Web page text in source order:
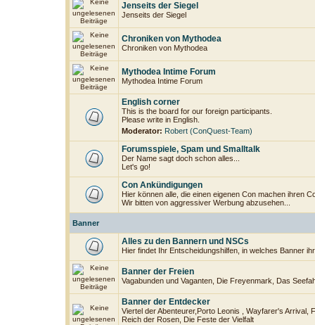
Jenseits der Siegel
Jenseits der Siegel
Chroniken von Mythodea
Chroniken von Mythodea
Mythodea Intime Forum
Mythodea Intime Forum
English corner
This is the board for our foreign participants.
Please write in English.
Moderator: Robert (ConQuest-Team)
Forumsspiele, Spam und Smalltalk
Der Name sagt doch schon alles...
Let's go!
Con Ankündigungen
Hier können alle, die einen eigenen Con machen ihren
Wir bitten von aggressiver Werbung abzusehen...
Banner
Alles zu den Bannern und NSCs
Hier findet Ihr Entscheidungshilfen, in welches Banner
Banner der Freien
Vagabunden und Vaganten, Die Freyenmark, Das
Banner der Entdecker
Viertel der Abenteurer,Porto Leonis , Wayfarer's Arrival,
Reich der Rosen, Die Feste der Vielfalt